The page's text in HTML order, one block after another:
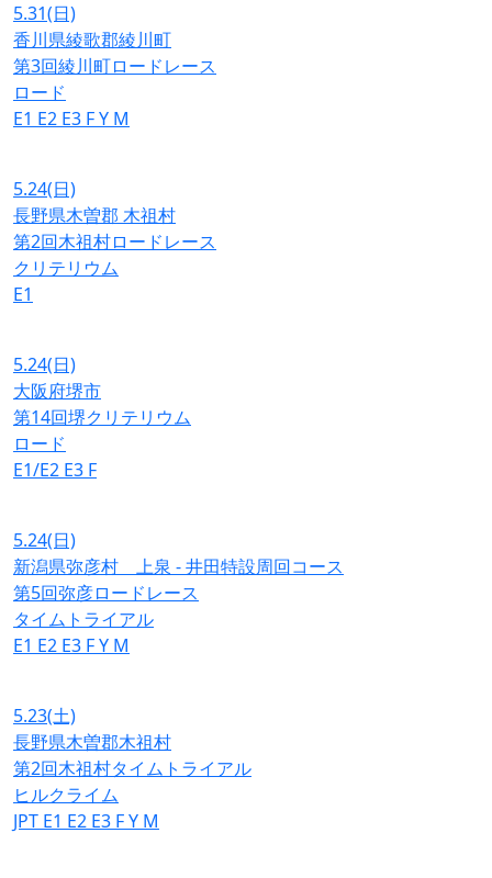
5.31(日)
香川県綾歌郡綾川町
第3回綾川町ロードレース
ロード
E1 E2 E3 FY M
5.24(日)
長野県木曽郡 木祖村
第2回木祖村ロードレース
クリテリウム
E1
5.24(日)
大阪府堺市
第14回堺クリテリウム
ロード
E1/E2 E3 F
5.24(日)
新潟県弥彦村 上泉 - 井田特設周回コース
第5回弥彦ロードレース
タイムトライアル
E1 E2 E3 FY M
5.23(土)
長野県木曽郡木祖村
第2回木祖村タイムトライアル
ヒルクライム
JPT E1 E2 E3 FY M